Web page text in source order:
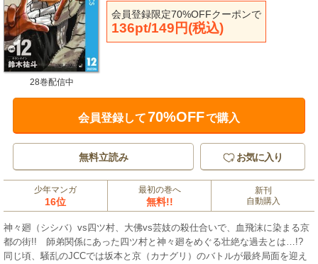
会員登録限定70%OFFクーポンで
136pt/149円(税込)
28巻配信中
会員登録して70%OFFで購入
無料立読み お気に入り
少年マンガ
16位
最初の巻へ
無料!!
新刊
自動購入
神々廻（シシバ）vs四ツ村、大佛vs芸妓の殺仕合いで、血飛沫に染まる京
都の街!! 師弟関係にあった四ツ村と神々廻をめぐる壮絶な過去とは…!?
同じ頃、騒乱のJCCでは坂本と京（カナグリ）のバトルが最終局面を迎え